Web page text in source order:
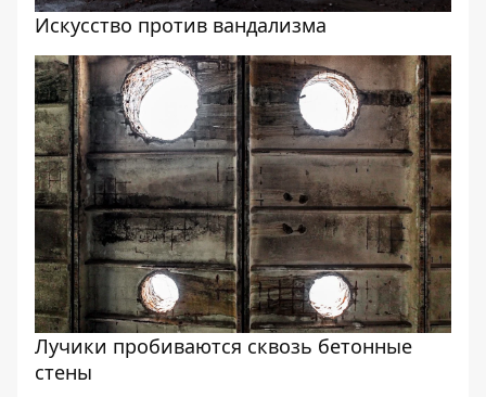
Искусство против вандализма
Лучики пробиваются сквозь бетонные
стены